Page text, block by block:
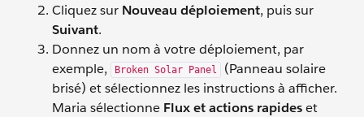
Cliquez sur Nouveau déploiement, puis sur
Suivant.
Donnez un nom à votre déploiement, par
exemple,
Broken Solar Panel
(Panneau solaire
brisé) et sélectionnez les instructions à afficher.
Maria sélectionne Flux et actions rapideset